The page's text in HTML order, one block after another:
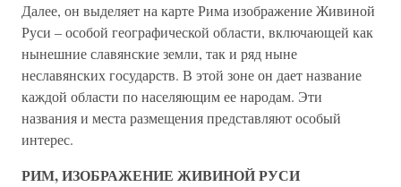
Далее, он выделяет на карте Рима изображение Живиной
Руси – особой географической области, включающей как
нынешние славянские земли, так и ряд ныне
неславянских государств. В этой зоне он дает название
каждой области по населяющим ее народам. Эти
названия и места размещения представляют особый
интерес.
РИМ, ИЗОБРАЖЕНИЕ ЖИВИНОЙ РУСИ